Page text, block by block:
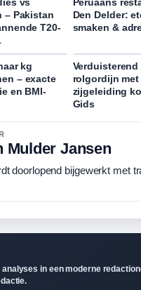
– Pakistan
T20-
Den Delder:
smaken &
kg
– exacte
en BMI-
Verduisterend
rolgordijn met
zijgeleiding
Gids
Mulder Jansen
doorlopend bijgewerkt met
in een moderne